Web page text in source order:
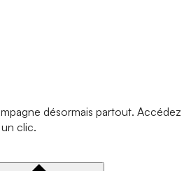
désormais partout. Accédez
clic.